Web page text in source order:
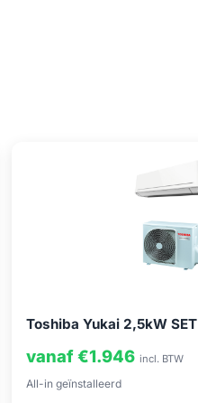
Toshiba Yukai 2,5kW SET
vanaf €1.946 incl. BTW
All-in geïnstalleerd